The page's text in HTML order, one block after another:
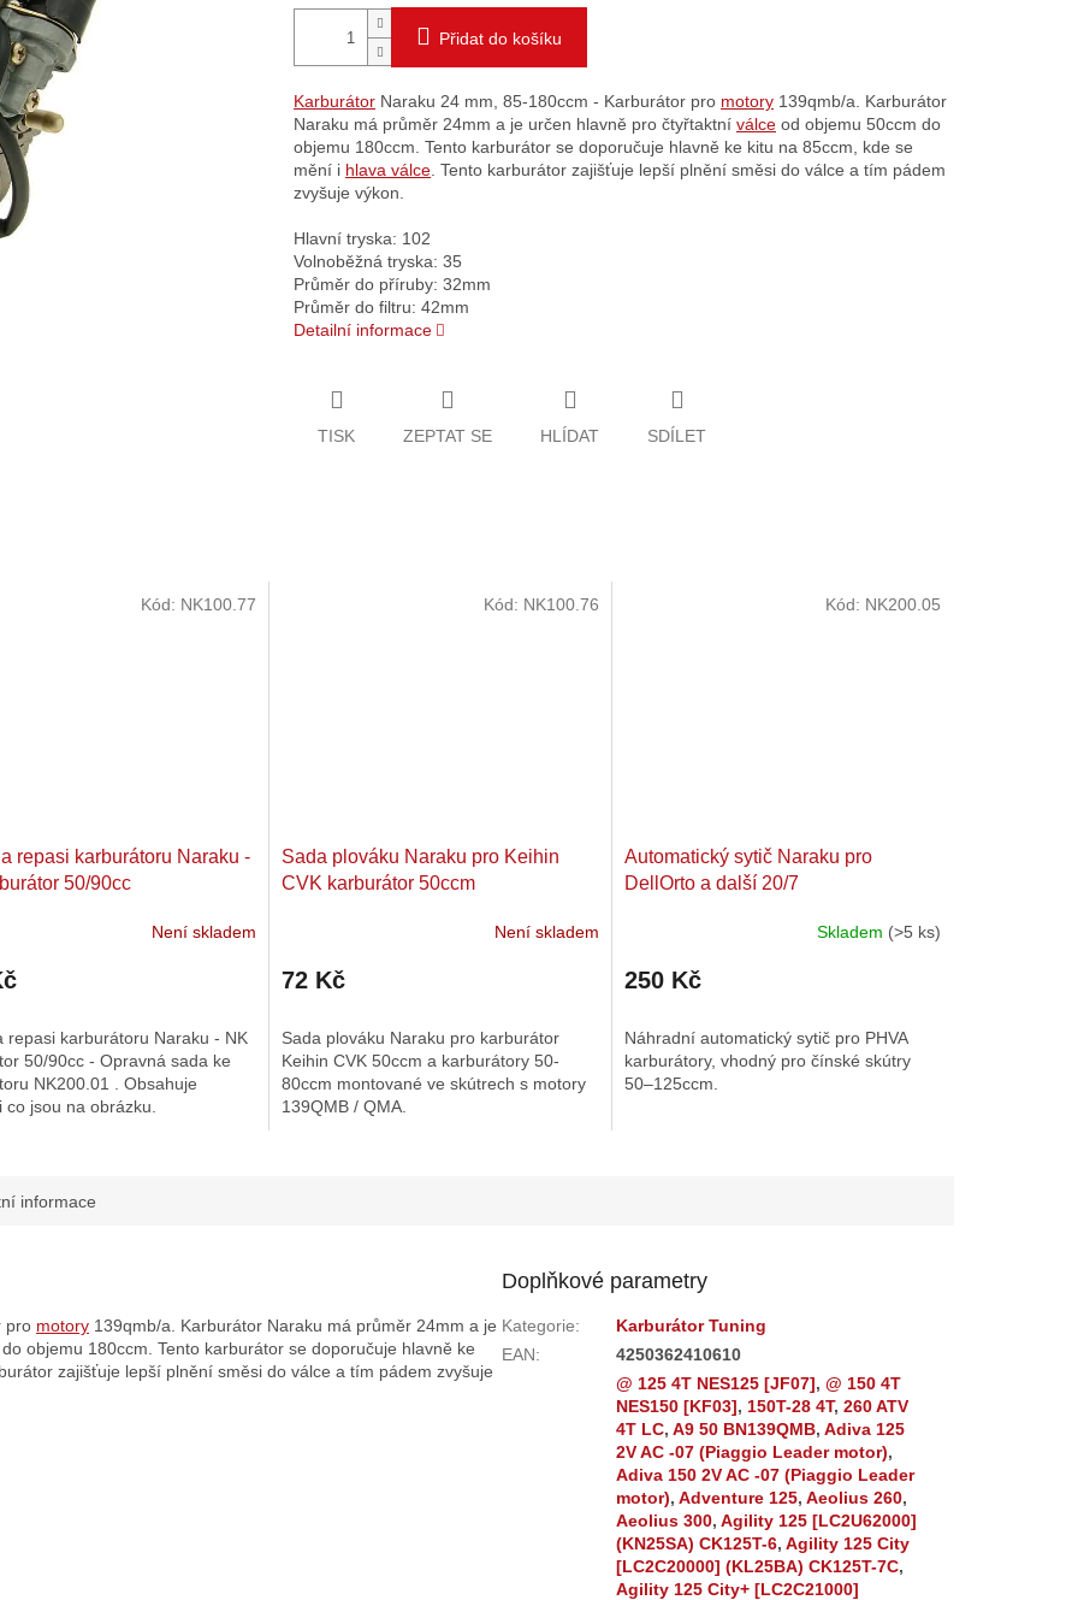
Přidat do košíku
Karburátor Naraku 24 mm, 85-180ccm - Karburátor pro motory 139qmb/a. Karburátor
Naraku má průměr 24mm a je určen hlavně pro čtyřtaktní válce od objemu 50ccm do
objemu 180ccm. Tento karburátor se doporučuje hlavně ke kitu na 85ccm, kde se
mění i hlava válce. Tento karburátor zajišťuje lepší plnění směsi do válce a tím pádem
zvyšuje výkon.
Hlavní tryska: 102
Volnoběžná tryska: 35
Průměr do příruby: 32mm
Průměr do filtru: 42mm
Detailní informace
TISK ZEPTAT SE HLÍDAT SDÍLET
repasi karburátoru Naraku -
50/90cc
Není skladem
repasi karburátoru Naraku - NK
50/90cc - Opravná sada ke
NK200.01 . Obsahuje
co jsou na obrázku.
Kód: NK100.77
Sada plováku Naraku pro Keihin
CVK karburátor 50ccm
Není skladem
72 Kč
Sada plováku Naraku pro karburátor
Keihin CVK 50ccm a karburátory 50-
80ccm montované ve skútrech s motory
139QMB / QMA.
Kód: NK100.76
Automatický sytič Naraku pro
DellOrto a další 20/7
produktu
z
5
hvězdiček.
Skladem (>5 ks)
250 Kč
Náhradní automatický sytič pro PHVA
karburátory, vhodný pro čínské skútry
50–125ccm.
Kód: NK200.05
informace
pro motory 139qmb/a. Karburátor Naraku má průměr 24mm a je
objemu 180ccm. Tento karburátor se doporučuje hlavně ke
zajišťuje lepší plnění směsi do válce a tím pádem zvyšuje
Doplňkové parametry
Kategorie:
Karburátor Tuning
EAN:
4250362410610
@ 125 4T NES125 [JF07],@ 150 4T
NES150 [KF03], 150T-28 4T,260 ATV
4T LC,A9 50 BN139QMB,Adiva 125
2V AC -07 (Piaggio Leader motor),
Adiva 150 2V AC -07 (Piaggio Leader
motor),Adventure 125,Aeolius 260,
Aeolius 300,Agility 125 [LC2U62000]
(KN25SA) CK125T-6,Agility 125 City
[LC2C20000] (KL25BA) CK125T-7C,
Agility 125 City+ [LC2C21000]